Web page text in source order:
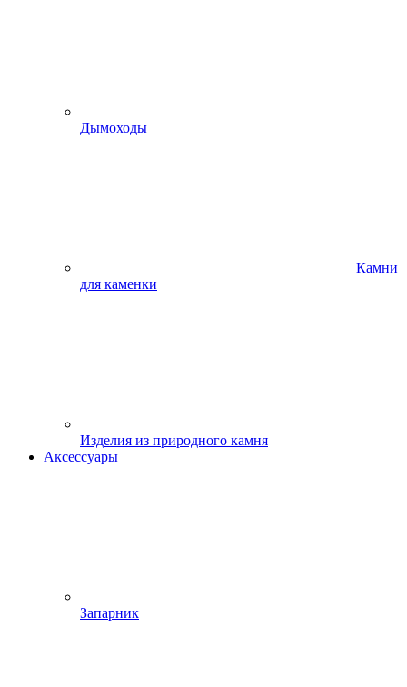
Дымоходы
Камни
для каменки
Изделия из природного камня
Аксессуары
Запарник